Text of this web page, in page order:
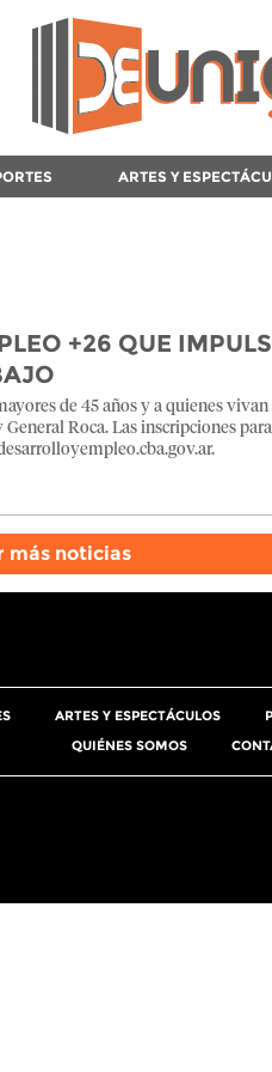
ARTES Y
+26 QUE
de 45 años y a quienes
Roca. Las inscripciones
más noticias
ARTES Y ESPECTÁCULOS
QUIÉNES SOMOS